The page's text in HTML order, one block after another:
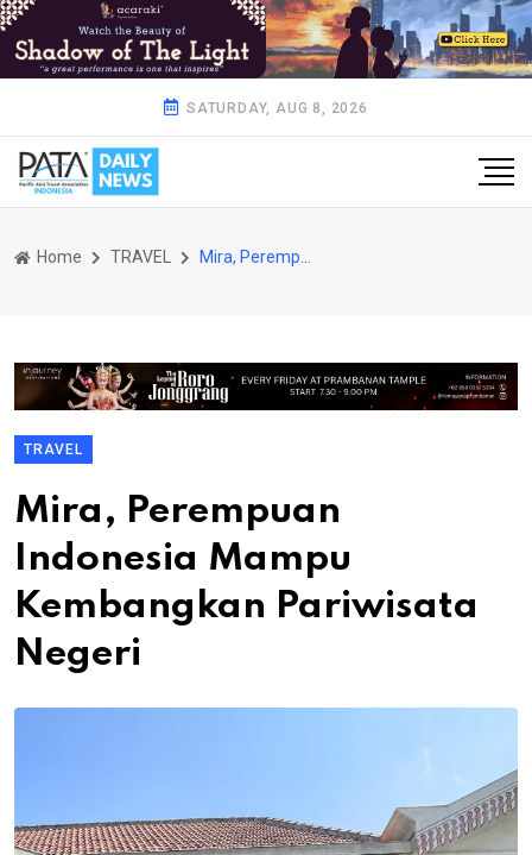
SATURDAY, AUG 8, 2026
Home TRAVEL Mira, Perempuan Indonesia Mampu Kembangkan Pariwisata Negeri
TRAVEL
Mira, Perempuan
Indonesia Mampu
Kembangkan Pariwisata
Negeri